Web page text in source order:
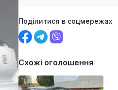
Поділитися в соцмережах
Схожі оголошення